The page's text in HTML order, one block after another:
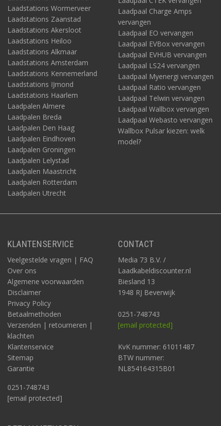
Laadstations Wormerveer
Laadstations Zaanstad
Laadstations Akersloot
Laadstations Heiloo
Laadstations Alkmaar
Laadstations Amsterdam
Laadstations Kennemerland
Laadstations IJmond
Laadstations Haarlem
Laadpalen Almere
Laadpalen Breda
Laadpalen Den Haag
Laadpalen Eindhoven
Laadpalen Groningen
Laadpalen Lelystad
Laadpalen Maastricht
Laadpalen Rotterdam
Laadpalen Utrecht
Laadpaal Charge Amps
vervangen
Laadpaal EO vervangen
Laadpaal EVBox vervangen
Laadpaal EVHUB vervangen
Laadpaal LS24 vervangen
Laadpaal Myenergi vervangen
Laadpaal Ratio vervangen
Laadpaal Telwin vervangen
Laadpaal Wallbox vervangen
Laadpaal Webasto vervangen
Wallbox Pulsar kiezen: welk
model?
KLANTENSERVICE
Veelgestelde vragen | FAQ
Over ons
Algemene voorwaarden
Disclaimer
Privacy Policy
Betaalmethoden
Verzenden | retourneren |
klachten
Klantenservice
Sitemap
Garantie
0251-748743
[email protected]
CONTACT
Media 73 B.V. /
Laadkabeldiscounter.nl
Biesland 13
1948 RJ Beverwijk
0251-748743
[email protected]
KvK nummer: 61011487
BTW nummer:
NL854164315B01